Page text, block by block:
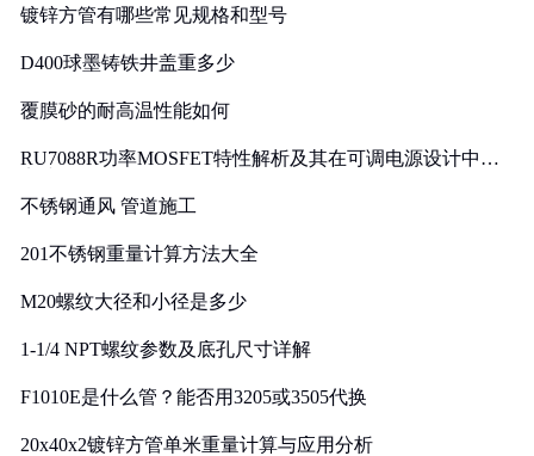
镀锌方管有哪些常见规格和型号
D400球墨铸铁井盖重多少
覆膜砂的耐高温性能如何
RU7088R功率MOSFET特性解析及其在可调电源设计中的
不锈钢通风 管道施工
201不锈钢重量计算方法大全
M20螺纹大径和小径是多少
1-1/4 NPT螺纹参数及底孔尺寸详解
F1010E是什么管？能否用3205或3505代换
20x40x2镀锌方管单米重量计算与应用分析